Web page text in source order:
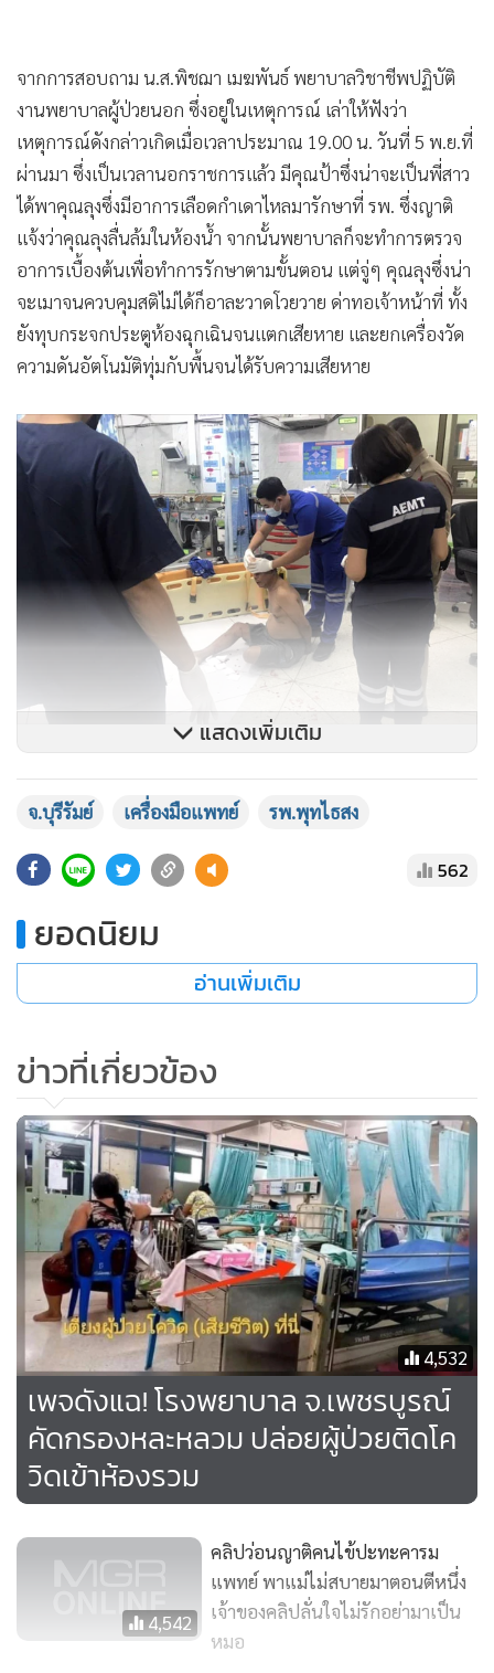
จากการสอบถาม น.ส.พิชฌา เมฆพันธ์ พยาบาลวิชาชีพปฏิบัติ
งานพยาบาลผู้ป่วยนอก ซึ่งอยู่ในเหตุการณ์ เล่าให้ฟังว่า
เหตุการณ์ดังกล่าวเกิดเมื่อเวลาประมาณ 19.00 น. วันที่ 5 พ.ย.ที่
ผ่านมา ซึ่งเป็นเวลานอกราชการแล้ว มีคุณป้าซึ่งน่าจะเป็นพี่สาว
ได้พาคุณลุงซึ่งมีอาการเลือดกำเดาไหลมารักษาที่ รพ. ซึ่งญาติ
แจ้งว่าคุณลุงลื่นล้มในห้องน้ำ จากนั้นพยาบาลก็จะทำการตรวจ
อาการเบื้องต้นเพื่อทำการรักษาตามขั้นตอน แต่จู่ๆ คุณลุงซึ่งน่า
จะเมาจนควบคุมสติไม่ได้ก็อาละวาดโวยวาย ด่าทอเจ้าหน้าที่ ทั้ง
ยังทุบกระจกประตูห้องฉุกเฉินจนแตกเสียหาย และยกเครื่องวัด
ความดันอัตโนมัติทุ่มกับพื้นจนได้รับความเสียหาย
เหตุการณ์ดังกล่าวทั้งหมอ พยาบาล และคนไข้ที่มาใช้บริการต่าง
เนื่องจากคุณลุงคุมสติไม่ได้ ถึงแม้ รปภ.และเจ้าหน้าที่เวรเปลจะ
เจ้าหน้าที่ตำรวจมาช่วยระงับเหตุ ยอมรับว่าตกใจกับเหตุการณ์ที่
เกิดขึ้น อยากฝากให้คนไข้หรือญาติที่มารับบริการใน รพ.ได้ใจ
เย็นๆ เพราะช่วงนี้พยาบาลทำงานหนัก หากเป็นไปได้ไม่ควรจะ
นายแพทย์ ธวัชชัย มากมน ผู้อำนวยการโรงพยาบาลพุทไธสง
เปิดเผยว่า ผู้ก่อเหตุชื่อ นายสานิตย์ (ขอสงวนนามสกุล) ภูมิลำเนา
อยู่ ต.มะเฟือง อ.พุทไธสง ซึ่งล้มในห้องน้ำ แล้วมีเลือดกำเดาไหล
จึงมารักษายังโรงพยาบาล พอมาถึงแพทย์ตรวจวินิจฉัยเบื้องต้น
ว่าได้รับบาดเจ็บทางศีรษะเพราะมีเลือดกำเดาไหล และมีประวัติ
ว่าหมดสติ นอกจากนี้ยังมีอาการเมาสุราด้วย ทำให้แยกได้ยากว่า
อาการทางระบบประสาท มาจากการเมาหรือจากการบาดเจ็บที่
ศีรษะกันแน่
แสดงเพิ่มเติม
จ.บุรีรัมย์ เครื่องมือแพทย์ รพ.พุทไธสง
562
ยอดนิยม
อ่านเพิ่มเติม
ข่าวที่เกี่ยวข้อง
4,532
เพจดังแฉ! โรงพยาบาล จ.เพชรบูรณ์
คัดกรองหละหลวม ปล่อยผู้ป่วยติดโค
วิดเข้าห้องรวม
4,542
คลิปว่อนญาติคนไข้ปะทะคารม
แพทย์ พาแม่ไม่สบายมาตอนตีหนึ่ง
เจ้าของคลิปลั่นใจไม่รักอย่ามาเป็น
หมอ